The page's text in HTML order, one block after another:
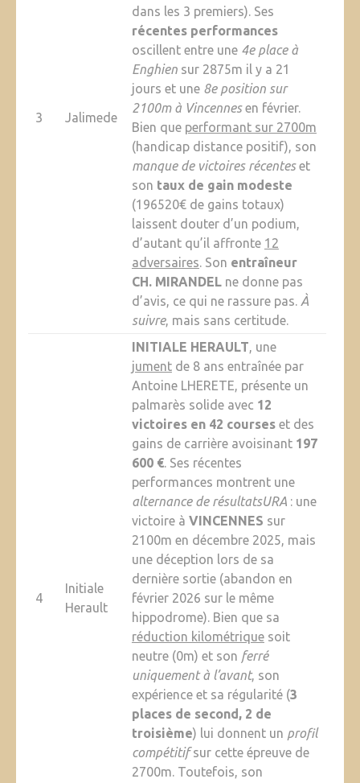
3 Jalimede
dans les 3 premiers). Ses
récentes performances
oscillent entre une 4e place à
Enghiensur 2875m il y a 21
jours et une 8e position sur
2100m à Vincennesen février.
Bien que performant sur 2700m
(handicap distance positif), son
manque de victoires récenteset
son taux de gain modeste
(196520€ de gains totaux)
laissent douter d’un podium,
d’autant qu’il affronte 12
adversaires. Son entraîneur
CH. MIRANDELne donne pas
d’avis, ce qui ne rassure pas. À
suivre, mais sans certitude.
4
Initiale
Herault
INITIALE HERAULT, une
jumentde 8 ans entraînée par
Antoine LHERETE, présente un
palmarès solide avec 12
victoires en 42 courseset des
gains de carrière avoisinant 197
600 €. Ses récentes
performances montrent une
alternance de résultatsURA: une
victoire à VINCENNES sur
2100m en décembre 2025, mais
une déception lors de sa
dernière sortie (abandon en
février 2026 sur le même
hippodrome). Bien que sa
réduction kilométriquesoit
neutre (0m) et son ferré
uniquement à l’avant, son
expérience et sa régularité (3
places de second, 2 de
troisième) lui donnent un profil
compétitifsur cette épreuve de
2700m. Toutefois, son